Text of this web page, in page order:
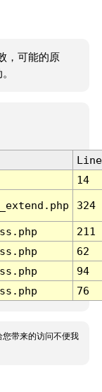
，可能的原
Line
14
324
211
62
94
76
您带来的访问不便我